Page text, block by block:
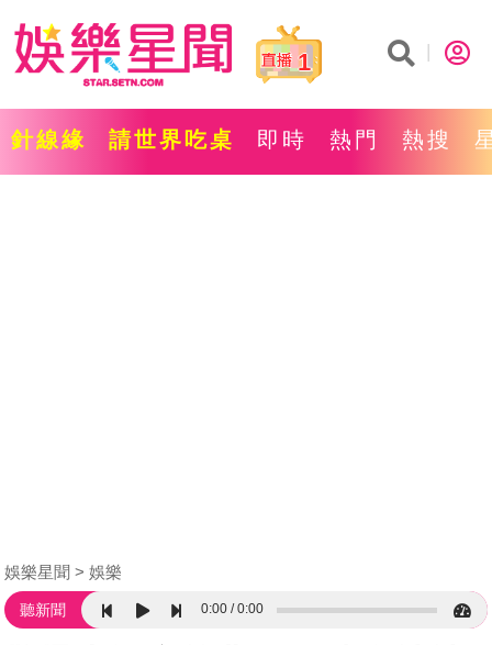
1
針線緣 請世界吃桌 即時 熱門 熱搜
娛樂星聞 娛樂
聽新聞 0:00 0:00